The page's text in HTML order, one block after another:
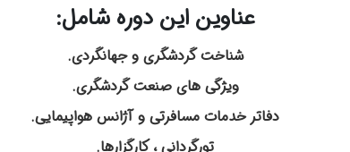
عناوین این دوره شامل:
شناخت گردشگری و جهانگردی.
ویژگی های صنعت گردشگری.
دفاتر خدمات مسافرتی و آژانس هواپیمایی.
تورگردانی ، کارگزارها.